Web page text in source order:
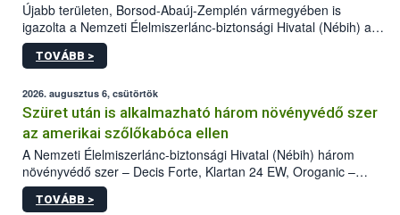
Újabb területen, Borsod-Abaúj-Zemplén vármegyében is
igazolta a Nemzeti Élelmiszerlánc-biztonsági Hivatal (Nébih) a
kőrisrontó karcsúdíszbogár (Agrilus planipennis) jelenlétét. A
kártevőt nem csak színcsapdában találták meg, de már fertőzött
az intenzív felderítést, emellett az intézkedéseket a szlovák
hatósággal is összehangolják a terjedés megállítása érdekében.
TOVÁBB >
2026. augusztus 6, csütörtök
Szüret után is alkalmazható három növényvédő szer
az amerikai szőlőkabóca ellen
A Nemzeti Élelmiszerlánc-biztonsági Hivatal (Nébih) három
növényvédő szer – Decis Forte, Klartan 24 EW, Oroganic –
engedélyokiratát módosította, így azok a szüretet követően,
egészen a vesszőérettség (BBCH 91) stádiumáig
TOVÁBB >